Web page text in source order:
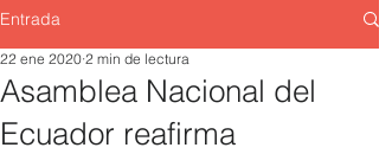
Entrada
Asamblea Nacional del
Ecuador reafirma
22 ene 2020 2 min de lectura